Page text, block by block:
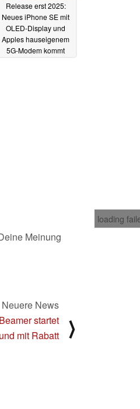
Release erst 2025:
Neues iPhone SE mit
OLED-Display und
Apples hauseigenem
5G-Modem kommt
loading
Meinung
Neuere News
startet
mit Rabatt
⟩